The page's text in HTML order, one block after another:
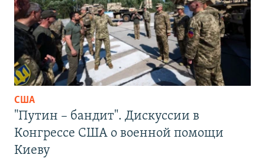
США
"Путин – бандит". Дискуссии в
Конгрессе США о военной помощи
Киеву